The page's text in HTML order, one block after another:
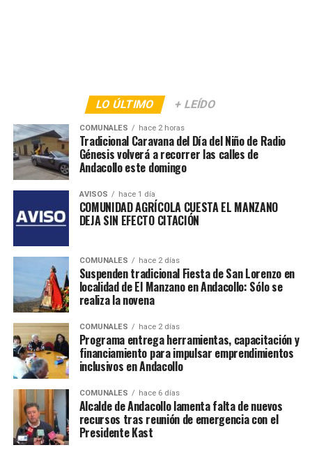
LO ÚLTIMO + LEÍDO
COMUNALES hace 2 horas
Tradicional Caravana del Día del Niño de Radio
Génesis volverá a recorrer las calles de
Andacollo este domingo
AVISOS hace 1 día
COMUNIDAD AGRÍCOLA CUESTA EL MANZANO
DEJA SIN EFECTO CITACIÓN
COMUNALES hace 2 días
Suspenden tradicional Fiesta de San Lorenzo en
localidad de El Manzano en Andacollo: Sólo se
realiza la novena
COMUNALES hace 2 días
Programa entrega herramientas, capacitación y
financiamiento para impulsar emprendimientos
inclusivos en Andacollo
COMUNALES hace 6 días
Alcalde de Andacollo lamenta falta de nuevos
recursos tras reunión de emergencia con el
Presidente Kast